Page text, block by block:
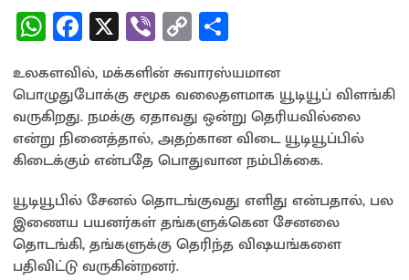
W
h
at
sA
p
p
Fa
ce
b
o
o
k
X Vi
b
er
C
o
py
Li
n
k
ar
e
உலகளவில், மக்களின் சுவாரஸ்யமான
பொழுதுபோக்கு சமூக வலைதளமாக யூடியூப் விளங்கி
வருகிறது. நமக்கு ஏதாவது ஒன்று தெரியவில்லை
என்று நினைத்தால், அதற்கான விடை யூடியூப்பில்
கிடைக்கும் என்பதே பொதுவான நம்பிக்கை.
யூடியூபில் சேனல் தொடங்குவது எளிது என்பதால், பல
இணைய பயனர்கள் தங்களுக்கென சேனலை
தொடங்கி, தங்களுக்கு தெரிந்த விஷயங்களை
பதிவிட்டு வருகின்றனர்.